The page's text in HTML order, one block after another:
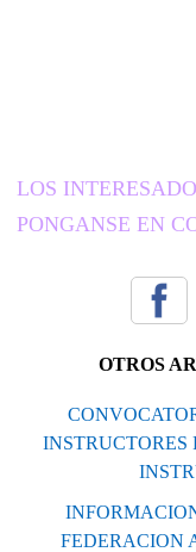
LOS
PONGANSE EN
OTROS
FEDERACION